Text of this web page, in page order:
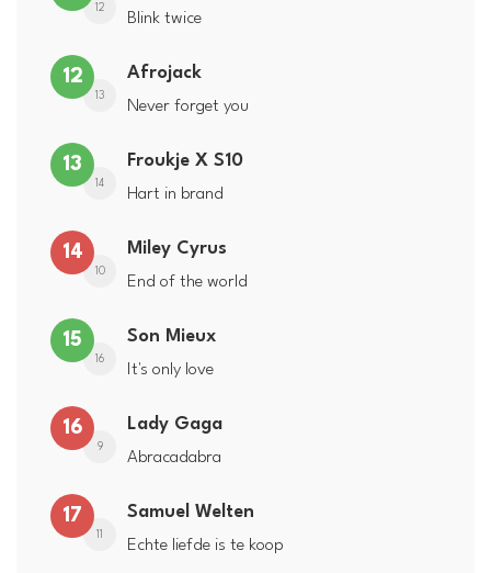
12
Blink twice
12
13
Afrojack
Never forget you
13
14
Froukje X S10
Hart in brand
14
10
Miley Cyrus
End of the world
15
16
Son Mieux
It's only love
16
9
Lady Gaga
Abracadabra
17
11
Samuel Welten
Echte liefde is te koop